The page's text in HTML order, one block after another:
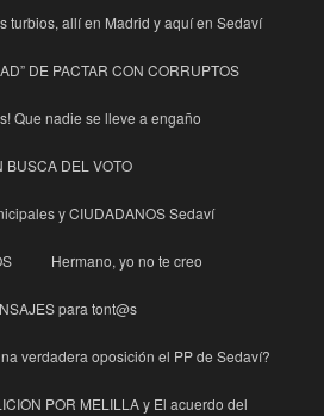
turbios, allí en Madrid y aquí en Sedaví
DE PACTAR CON CORRUPTOS
Que nadie se lleve a engaño
BUSCA DEL VOTO
y CIUDADANOS Sedaví
Hermano, yo no te creo
para tont@s
verdadera oposición el PP de Sedaví?
POR MELILLA y El acuerdo del